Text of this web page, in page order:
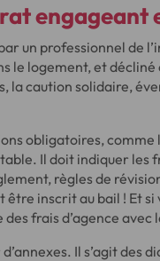
engageant
un professionnel de
le logement, et décliné
la caution solidaire,
obligatoires, comme
Il doit indiquer les
règles de
inscrit au bail ! Et si
frais d’agence avec
Il s’agit des